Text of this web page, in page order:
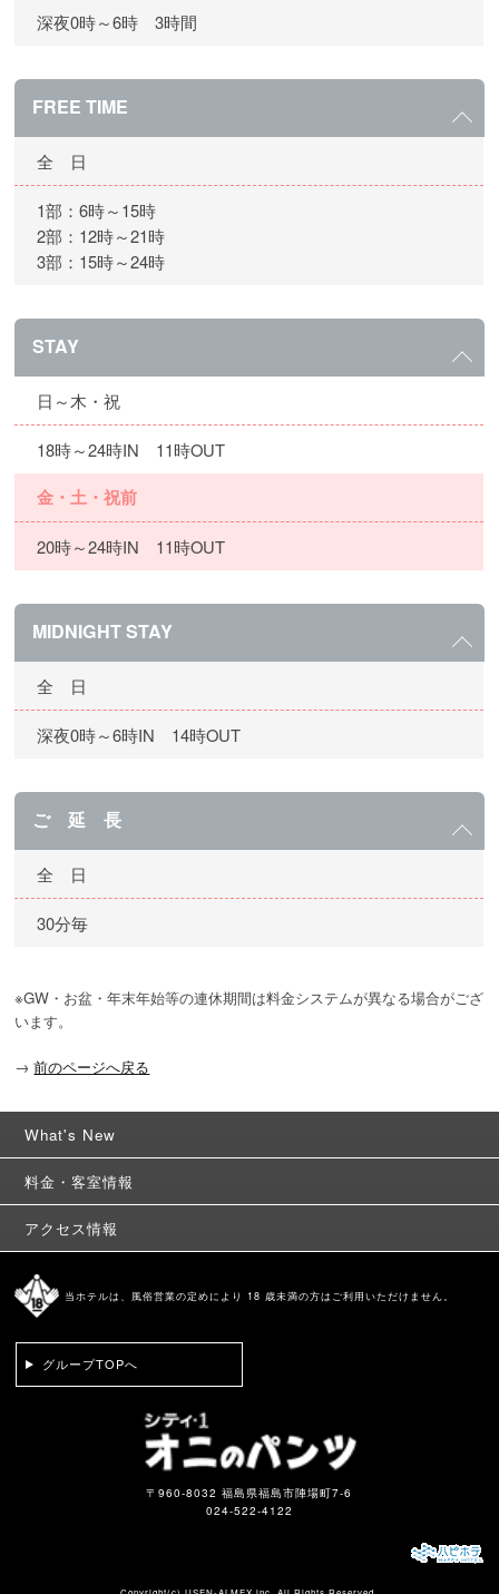
深夜0時～6時 3時間
FREE TIME
全 日
1部：6時～15時
2部：12時～21時
3部：15時～24時
STAY
日～木・祝
18時～24時IN 11時OUT
金・土・祝前
20時～24時IN 11時OUT
MIDNIGHT STAY
全 日
深夜0時～6時IN 14時OUT
ご 延 長
全 日
30分毎
※GW・お盆・年末年始等の連休期間は料金システムが異なる場合がござ
います。
→ 前のページへ戻る
What's New
料金・客室情報
アクセス情報
当ホテルは、風俗営業の定めにより 18 歳未満の方はご利用いただけません。
グループTOPへ
〒960-8032 福島県福島市陣場町7-6
024-522-4122